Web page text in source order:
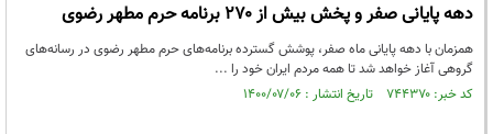
دهه پایانی صفر و پخش بیش از ۲۷۰ برنامه حرم مطهر رضوی
همزمان با دهه پایانی ماه صفر، پوشش گسترده برنامه‌های حرم مطهر رضوی در رسانه‌های
گروهی آغاز خواهد شد تا همه مردم ایران خود را ...
کد خبر: ۷۴۴۳۷۰ تاریخ انتشار : ۱۴۰۰/۰۷/۰۶